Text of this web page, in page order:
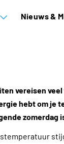
Nieuws &
vereisen
hebt om je
zomerdag